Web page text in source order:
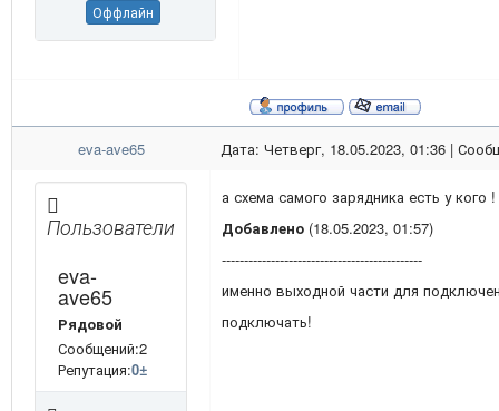
Оффлайн
eva-ave65 Дата: Четверг, 18.05.2023, 01:36 |
Пользователи
eva-
ave65
Рядовой
Сообщений:2
Репутация:0±
а схема самого зарядника есть у кого !
Добавлено (18.05.2023, 01:57)
---------------------------------------------
именно выходной части для
подключать!